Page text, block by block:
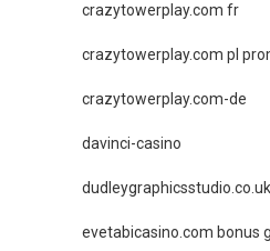
crazytowerplay.com fr
crazytowerplay.com pl
crazytowerplay.com-de
davinci-casino
dudleygraphicsstudio.co.uk
evetabicasino.com bonus